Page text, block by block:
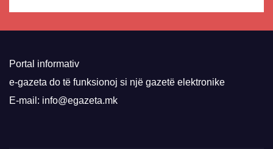
Portal informativ
e-gazeta do të funksionoj si një gazetë elektronike
E-mail: info@egazeta.mk